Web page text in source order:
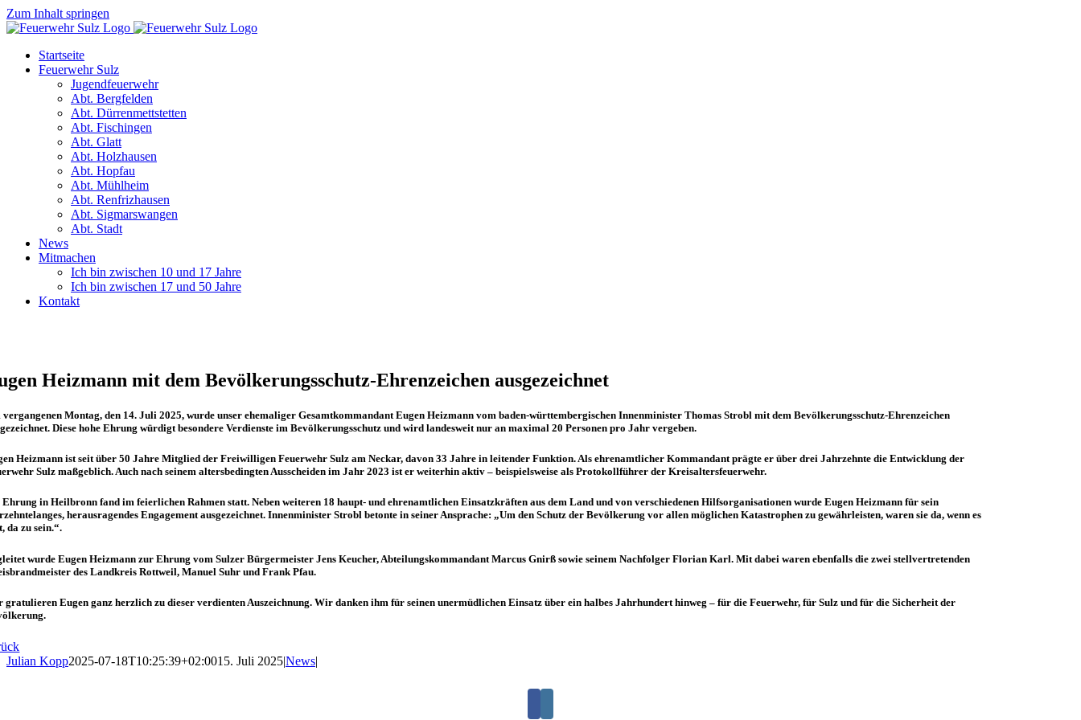
Zum Inhalt springen
Startseite
Feuerwehr Sulz
Jugendfeuerwehr
Abt. Bergfelden
Abt. Dürrenmettstetten
Abt. Fischingen
Abt. Glatt
Abt. Holzhausen
Abt. Hopfau
Abt. Mühlheim
Abt. Renfrizhausen
Abt. Sigmarswangen
Abt. Stadt
News
Mitmachen
Ich bin zwischen 10 und 17 Jahre
Ich bin zwischen 17 und 50 Jahre
Kontakt
Heizmann mit dem Bevölkerungsschutz-Ehrenzeichen ausgezeichnet
vergangenen Montag, den 14. Juli 2025, wurde unser ehemaliger Gesamtkommandant Eugen Heizmann vom baden-württembergischen Innenminister Thomas Strobl mit dem Bevölkerungsschutz-Ehrenzeichen
Diese hohe Ehrung würdigt besondere Verdienste im Bevölkerungsschutz und wird landesweit nur an maximal 20 Personen pro Jahr vergeben.
Heizmann ist seit über 50 Jahre Mitglied der Freiwilligen Feuerwehr Sulz am Neckar, davon 33 Jahre in leitender Funktion. Als ehrenamtlicher Kommandant prägte er über drei Jahrzehnte die Entwicklung der
Sulz maßgeblich. Auch nach seinem altersbedingten Ausscheiden im Jahr 2023 ist er weiterhin aktiv – beispielsweise als Protokollführer der Kreisaltersfeuerwehr.
Ehrung in Heilbronn fand im feierlichen Rahmen statt. Neben weiteren 18 haupt- und ehrenamtlichen Einsatzkräften aus dem Land und von verschiedenen Hilfsorganisationen wurde Eugen Heizmann für sein
herausragendes Engagement ausgezeichnet. Innenminister Strobl betonte in seiner Ansprache: „Um den Schutz der Bevölkerung vor allen möglichen Katastrophen zu gewährleisten, waren sie da, wenn es
da zu sein.“.
wurde Eugen Heizmann zur Ehrung vom Sulzer Bürgermeister Jens Keucher, Abteilungskommandant Marcus Gnirß sowie seinem Nachfolger Florian Karl. Mit dabei waren ebenfalls die zwei stellvertretenden
des Landkreis Rottweil, Manuel Suhr und Frank Pfau.
gratulieren Eugen ganz herzlich zu dieser verdienten Auszeichnung. Wir danken ihm für seinen unermüdlichen Einsatz über ein halbes Jahrhundert hinweg – für die Feuerwehr, für Sulz und für die Sicherheit der
Julian Kopp2025-07-18T10:25:39+02:0015. Juli 2025|News|